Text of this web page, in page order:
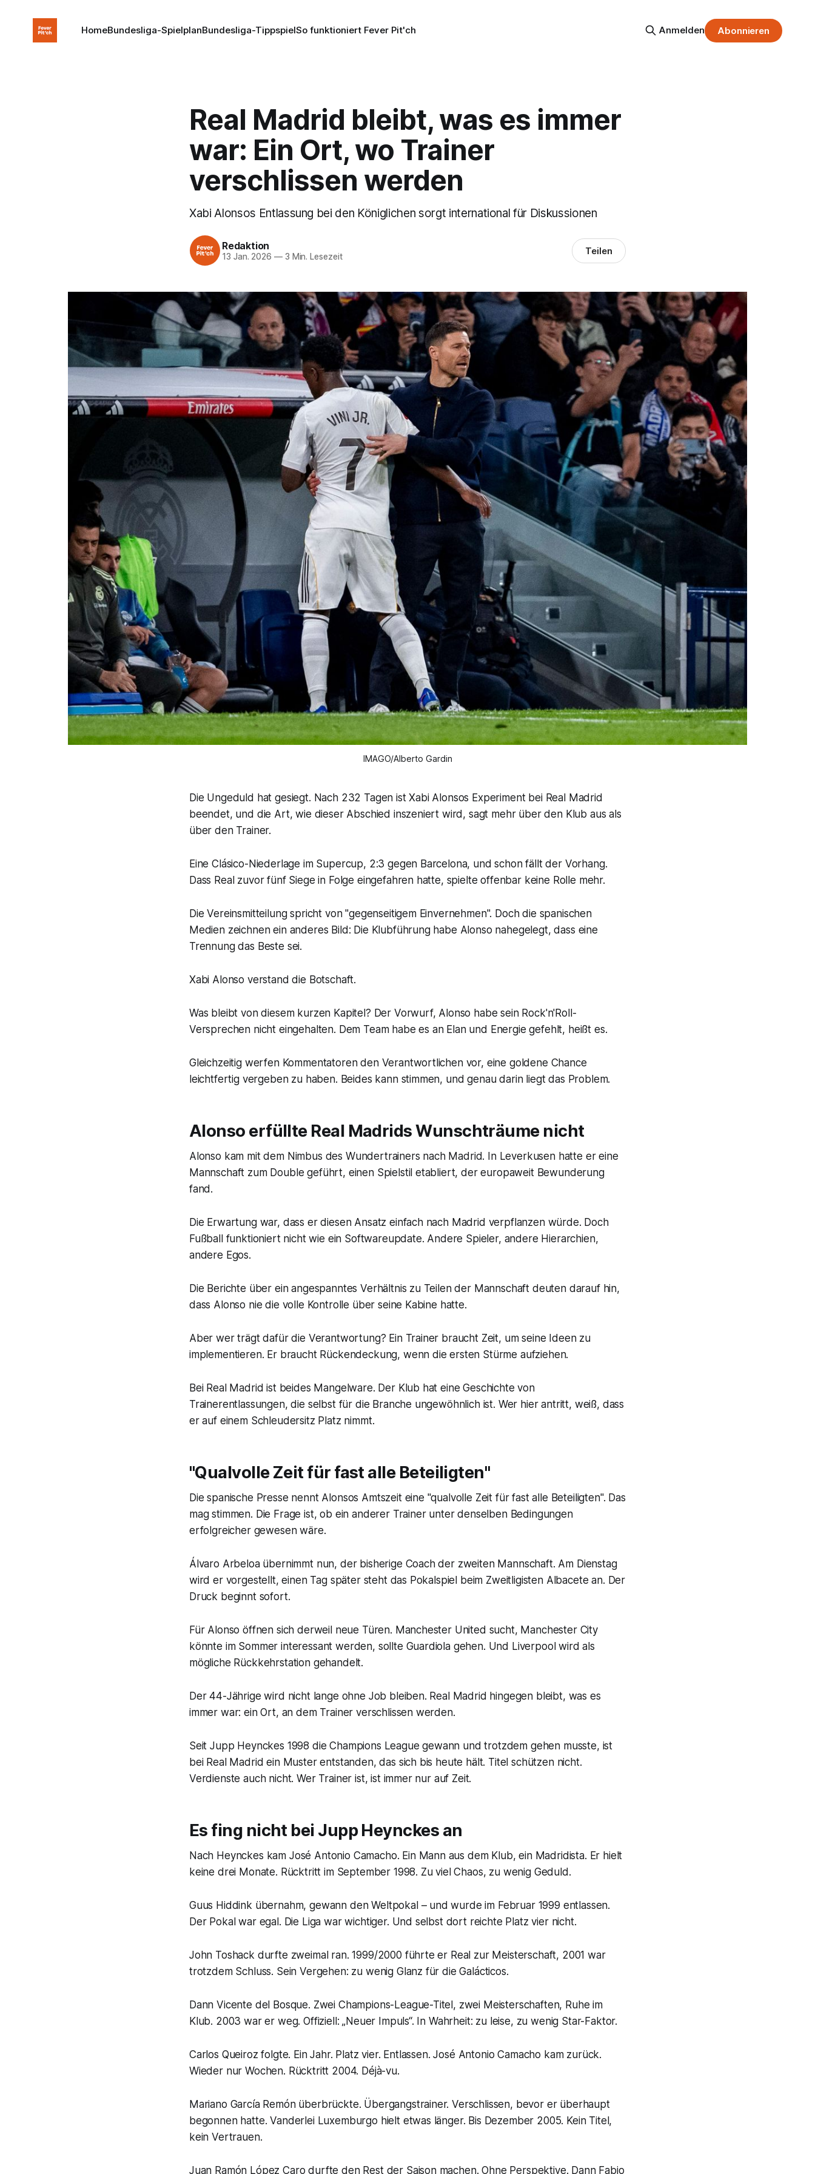
HomeBundesliga-SpielplanBundesliga-TippspielSo funktioniert Fever Pit'ch Anmelden Abonnieren
Real Madrid bleibt, was es immer
war: Ein Ort, wo Trainer
verschlissen werden
Xabi Alonsos Entlassung bei den Königlichen sorgt international für Diskussionen
Redaktion
13 Jan. 2026 —3 Min. Lesezeit Teilen
IMAGO/Alberto Gardin
Die Ungeduld hat gesiegt. Nach 232 Tagen ist Xabi Alonsos Experiment bei Real Madrid
beendet, und die Art, wie dieser Abschied inszeniert wird, sagt mehr über den Klub aus als
über den Trainer.
Eine Clásico-Niederlage im Supercup, 2:3 gegen Barcelona, und schon fällt der Vorhang.
Dass Real zuvor fünf Siege in Folge eingefahren hatte, spielte offenbar keine Rolle mehr.
Die Vereinsmitteilung spricht von "gegenseitigem Einvernehmen". Doch die spanischen
Medien zeichnen ein anderes Bild: Die Klubführung habe Alonso nahegelegt, dass eine
Trennung das Beste sei.
Xabi Alonso verstand die Botschaft.
Was bleibt von diesem kurzen Kapitel? Der Vorwurf, Alonso habe sein Rock'n'Roll-
Versprechen nicht eingehalten. Dem Team habe es an Elan und Energie gefehlt, heißt es.
Gleichzeitig werfen Kommentatoren den Verantwortlichen vor, eine goldene Chance
leichtfertig vergeben zu haben. Beides kann stimmen, und genau darin liegt das Problem.
Alonso erfüllte Real Madrids Wunschträume nicht
Alonso kam mit dem Nimbus des Wundertrainers nach Madrid. In Leverkusen hatte er eine
Mannschaft zum Double geführt, einen Spielstil etabliert, der europaweit Bewunderung
fand.
Die Erwartung war, dass er diesen Ansatz einfach nach Madrid verpflanzen würde. Doch
Fußball funktioniert nicht wie ein Softwareupdate. Andere Spieler, andere Hierarchien,
andere Egos.
Die Berichte über ein angespanntes Verhältnis zu Teilen der Mannschaft deuten darauf hin,
dass Alonso nie die volle Kontrolle über seine Kabine hatte.
Aber wer trägt dafür die Verantwortung? Ein Trainer braucht Zeit, um seine Ideen zu
implementieren. Er braucht Rückendeckung, wenn die ersten Stürme aufziehen.
Bei Real Madrid ist beides Mangelware. Der Klub hat eine Geschichte von
Trainerentlassungen, die selbst für die Branche ungewöhnlich ist. Wer hier antritt, weiß, dass
er auf einem Schleudersitz Platz nimmt.
"Qualvolle Zeit für fast alle Beteiligten"
Die spanische Presse nennt Alonsos Amtszeit eine "qualvolle Zeit für fast alle Beteiligten". Das
mag stimmen. Die Frage ist, ob ein anderer Trainer unter denselben Bedingungen
erfolgreicher gewesen wäre.
Álvaro Arbeloa übernimmt nun, der bisherige Coach der zweiten Mannschaft. Am Dienstag
wird er vorgestellt, einen Tag später steht das Pokalspiel beim Zweitligisten Albacete an. Der
Druck beginnt sofort.
Für Alonso öffnen sich derweil neue Türen. Manchester United sucht, Manchester City
könnte im Sommer interessant werden, sollte Guardiola gehen. Und Liverpool wird als
mögliche Rückkehrstation gehandelt.
Der 44-Jährige wird nicht lange ohne Job bleiben. Real Madrid hingegen bleibt, was es
immer war: ein Ort, an dem Trainer verschlissen werden.
Seit Jupp Heynckes 1998 die Champions League gewann und trotzdem gehen musste, ist
bei Real Madrid ein Muster entstanden, das sich bis heute hält. Titel schützen nicht.
Verdienste auch nicht. Wer Trainer ist, ist immer nur auf Zeit.
Es fing nicht bei Jupp Heynckes an
Nach Heynckes kam José Antonio Camacho. Ein Mann aus dem Klub, ein Madridista. Er hielt
keine drei Monate. Rücktritt im September 1998. Zu viel Chaos, zu wenig Geduld.
Guus Hiddink übernahm, gewann den Weltpokal – und wurde im Februar 1999 entlassen.
Der Pokal war egal. Die Liga war wichtiger. Und selbst dort reichte Platz vier nicht.
John Toshack durfte zweimal ran. 1999/2000 führte er Real zur Meisterschaft, 2001 war
trotzdem Schluss. Sein Vergehen: zu wenig Glanz für die Galácticos.
Dann Vicente del Bosque. Zwei Champions-League-Titel, zwei Meisterschaften, Ruhe im
Klub. 2003 war er weg. Offiziell: „Neuer Impuls“. In Wahrheit: zu leise, zu wenig Star-Faktor.
Carlos Queiroz folgte. Ein Jahr. Platz vier. Entlassen. José Antonio Camacho kam zurück.
Wieder nur Wochen. Rücktritt 2004. Déjà-vu.
Mariano García Remón überbrückte. Übergangstrainer. Verschlissen, bevor er überhaupt
begonnen hatte. Vanderlei Luxemburgo hielt etwas länger. Bis Dezember 2005. Kein Titel,
kein Vertrauen.
Juan Ramón López Caro durfte den Rest der Saison machen. Ohne Perspektive. Dann Fabio